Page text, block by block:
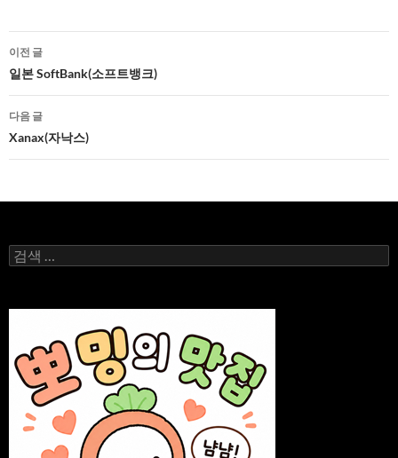
글
네
비
게
이
션
이전 글
일본 SoftBank(소프트뱅크)
다음 글
Xanax(자낙스)
검
색: